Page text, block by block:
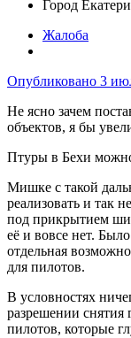
Город
Жалоба
Опубликовано 3
Не ясно зачем
объектов, я бы
Птуры в Бехи
Мишке с такой
реализовать и
под прикрытием
её и вовсе нет.
отдельная
для пилотов.
В условностях
разрешении снятия
пилотов, которые